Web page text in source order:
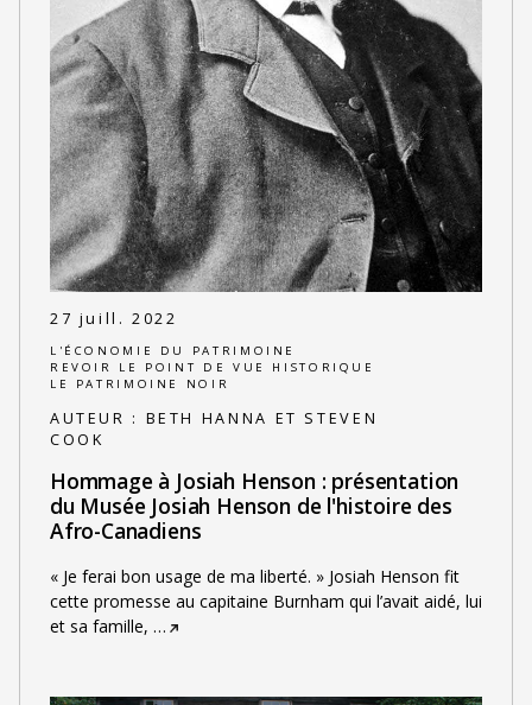
27 juill. 2022
L'ÉCONOMIE DU PATRIMOINE
REVOIR LE POINT DE VUE HISTORIQUE
LE PATRIMOINE NOIR
AUTEUR : BETH HANNA ET STEVEN
COOK
Hommage à Josiah Henson : présentation
du Musée Josiah Henson de l'histoire des
Afro-Canadiens
« Je ferai bon usage de ma liberté. » Josiah Henson fit
cette promesse au capitaine Burnham qui l’avait aidé, lui
et sa famille, …